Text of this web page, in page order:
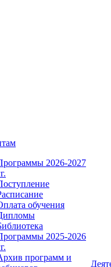
2026-2027
обучения
2025-2026
программ и